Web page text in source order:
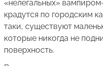
«нелегальных»
крадутся по городским
таки, существуют
которые никогда не
поверхность.